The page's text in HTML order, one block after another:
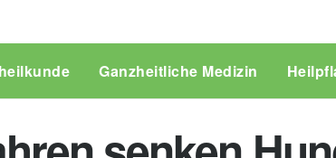
Ganzheitliche Medizin